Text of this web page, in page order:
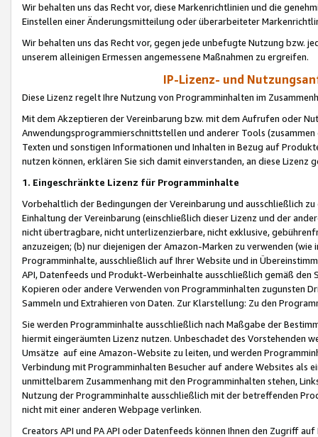
Wir behalten uns das Recht vor, diese Markenrichtlinien und die
Einstellen einer Änderungsmitteilung oder überarbeiteter
Wir behalten uns das Recht vor, gegen jede unbefugte Nutzung bzw.
unserem alleinigen Ermessen angemessene Maßnahmen zu ergreifen.
IP-Lizenz- und
Diese Lizenz regelt Ihre Nutzung von Programminhalten im
Mit dem Akzeptieren der Vereinbarung bzw. mit dem Aufrufen oder
Anwendungsprogrammierschnittstellen und anderer Tools (zusammen
Texten und sonstigen Informationen und Inhalten in Bezug auf
nutzen können, erklären Sie sich damit einverstanden, an diese Lizenz
1. Eingeschränkte Lizenz für Programminhalte
Vorbehaltlich der Bedingungen der Vereinbarung und ausschließlich
Einhaltung der Vereinbarung (einschließlich dieser Lizenz und der
nicht übertragbare, nicht unterlizenzierbare, nicht exklusive,
anzuzeigen; (b) nur diejenigen der Amazon-Marken zu verwenden
Programminhalte, ausschließlich auf Ihrer Website und in
API, Datenfeeds und Produkt-Werbeinhalte ausschließlich gemäß
Kopieren oder andere Verwenden von Programminhalten zugunsten
Sammeln und Extrahieren von Daten. Zur Klarstellung: Zu den
Sie werden Programminhalte ausschließlich nach Maßgabe der
hiermit eingeräumten Lizenz nutzen. Unbeschadet des Vorstehenden
Umsätze auf eine Amazon-Website zu leiten, und werden
Verbindung mit Programminhalten Besucher auf andere Websites als
unmittelbarem Zusammenhang mit den Programminhalten stehen,
Nutzung der Programminhalte ausschließlich mit der betreffenden
nicht mit einer anderen Webpage verlinken.
Creators API und PA API oder Datenfeeds können Ihnen den Zugriff